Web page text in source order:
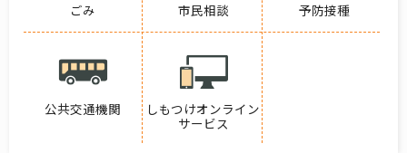
ごみ 市民相談 予防接種
公共交通機関
しもつけオンライン
サービス